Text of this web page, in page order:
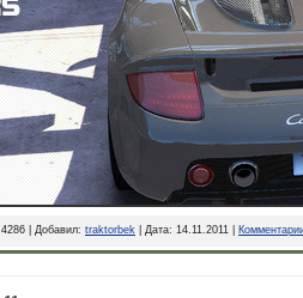
| Добавил: traktorbek | Дата: 14.11.2011